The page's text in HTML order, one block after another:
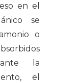
en el
se
o
la
el